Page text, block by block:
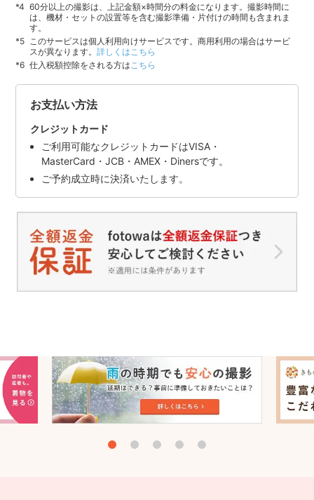
60分以上の撮影は、上記金額×時間分の料金になります。撮影時間に
は、機材・セットの設置等を含む撮影準備・片付けの時間も含まれま
す。
このサービスは個人利用向けサービスです。商用利用の場合はサービ
スが異なります。詳しくはこちら
仕入税額控除をされる方はこちら
お支払い方法
クレジットカード
ご利用可能なクレジットカードはVISA・
MasterCard・JCB・AMEX・Dinersです。
ご予約成立時に決済いたします。